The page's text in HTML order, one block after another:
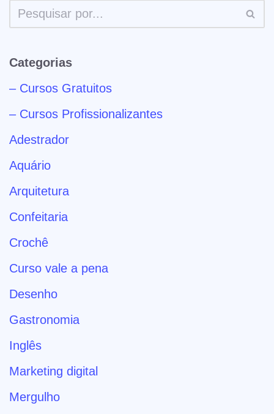
Categorias
– Cursos Gratuitos
– Cursos Profissionalizantes
Adestrador
Aquário
Arquitetura
Confeitaria
Crochê
Curso vale a pena
Desenho
Gastronomia
Inglês
Marketing digital
Mergulho